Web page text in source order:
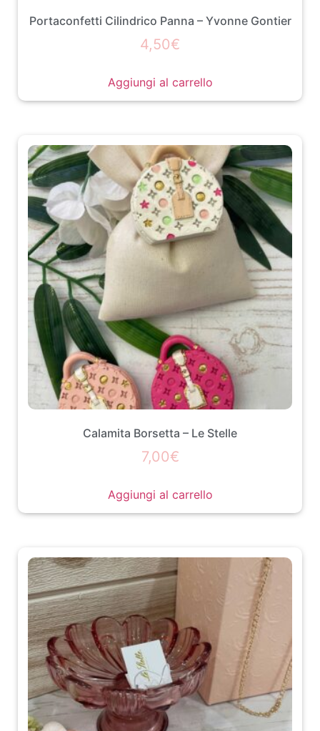
Portaconfetti Cilindrico Panna – Yvonne Gontier
4,50€
Aggiungi al carrello
Calamita Borsetta – Le Stelle
7,00€
Aggiungi al carrello